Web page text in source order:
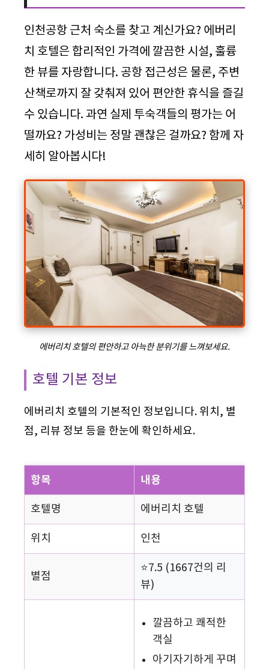
인천공항 근처 숙소를 찾고 계신가요? 에버리
치 호텔은 합리적인 가격에 깔끔한 시설, 훌륭
한 뷰를 자랑합니다. 공항 접근성은 물론, 주변
산책로까지 잘 갖춰져 있어 편안한 휴식을 즐길
수 있습니다. 과연 실제 투숙객들의 평가는 어
떨까요? 가성비는 정말 괜찮은 걸까요? 함께 자
세히 알아봅시다!
에버리치 호텔의 편안하고 아늑한 분위기를 느껴보세요.
호텔 기본 정보
에버리치 호텔의 기본적인 정보입니다. 위치, 별
점, 리뷰 정보 등을 한눈에 확인하세요.
항목 내용
호텔명 에버리치 호텔
위치 인천
별점
⭐7.5 (1667건의 리
뷰)
깔끔하고 쾌적한
객실
아기자기하게 꾸며